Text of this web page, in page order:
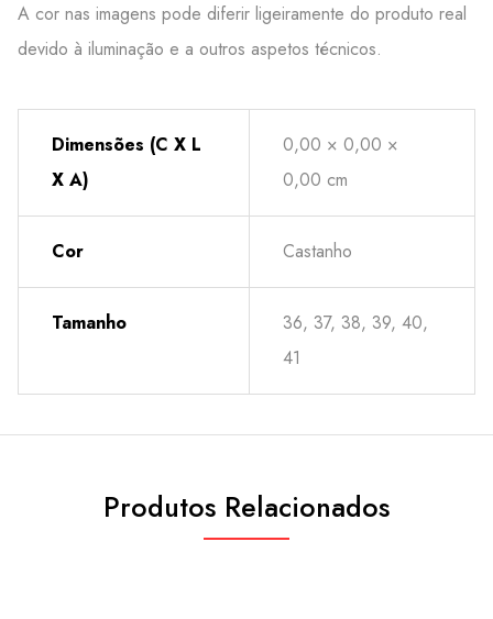
A cor nas imagens pode diferir ligeiramente do produto real
devido à iluminação e a outros aspetos técnicos.
Dimensões (C X L
X A)
0,00 × 0,00 ×
0,00 cm
Cor Castanho
Tamanho
36, 37, 38, 39, 40,
41
Produtos Relacionados